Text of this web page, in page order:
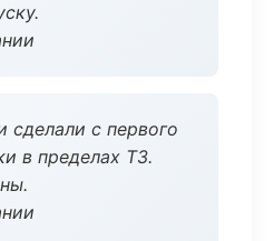
сделали с первого
в пределах ТЗ.